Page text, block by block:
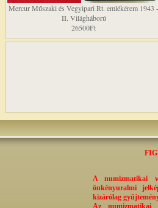
Mercur Műszaki és Vegyipari Rt. emlékérem 1943 -
II. Világháború
26500Ft
A numizmatikai
önkényuralmi
kizárólag
Az numizmatikai